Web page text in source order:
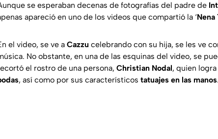
se esperaban decenas de fotografías del padre de
apareció en uno de los videos que compartió la ‘Nena
el video, se ve a Cazzu celebrando con su hija, se les ve
No obstante, en una de las esquinas del video, se
el rostro de una persona, Christian Nodal, quien
, así como por sus característicos tatuajes en las manos.